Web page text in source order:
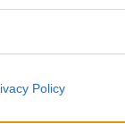
Policy της